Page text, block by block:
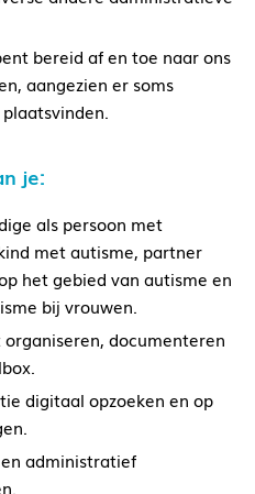
bereid af en toe naar ons
aangezien er soms
je:
als persoon met
met autisme, partner
het gebied van autisme en
bij vrouwen.
documenteren
digitaal opzoeken en op
administratief